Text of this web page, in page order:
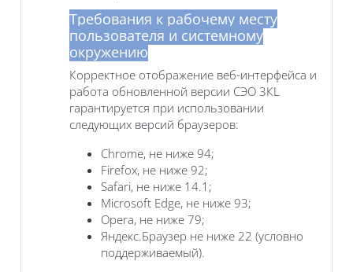
Требования к рабочему месту
пользователя и системному
окружению
Корректное отображение веб-интерфейса и
работа обновленной версии СЭО 3КL
гарантируется при использовании
следующих версий браузеров:
Chrome, не ниже 94;
Firefox, не ниже 92;
Safari, не ниже 14.1;
Microsoft Edge, не ниже 93;
Opera, не ниже 79;
Яндекс.Браузер не ниже 22 (условно
поддерживаемый).